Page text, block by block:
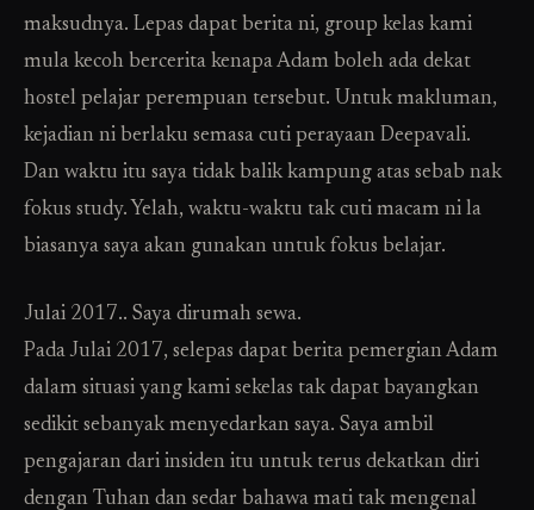
maksudnya. Lepas dapat berita ni, group kelas kami
mula kecoh bercerita kenapa Adam boleh ada dekat
hostel pelajar perempuan tersebut. Untuk makluman,
kejadian ni berlaku semasa cuti perayaan Deepavali.
Dan waktu itu saya tidak balik kampung atas sebab nak
fokus study. Yelah, waktu-waktu tak cuti macam ni la
biasanya saya akan gunakan untuk fokus belajar.
Julai 2017.. Saya dirumah sewa.
Pada Julai 2017, selepas dapat berita pemergian Adam
dalam situasi yang kami sekelas tak dapat bayangkan
sedikit sebanyak menyedarkan saya. Saya ambil
pengajaran dari insiden itu untuk terus dekatkan diri
dengan Tuhan dan sedar bahawa mati tak mengenal